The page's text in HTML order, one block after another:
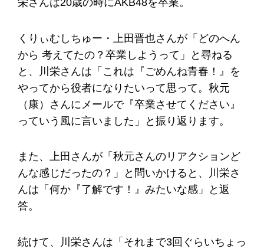
栄さんは20歳の時にAKB48を卒業。
くりぃむしちゅー・上田晋也さんが「どのへん
から 考えてたの？卒業しようって」と尋ねる
と、川栄さんは「これは『ごめんね青春！』を
やってから役者になりたいって思って。秋元
（康）さんにメールで『卒業させてください』
っていう風に言いました」と振り返ります。
また、上田さんが「秋元さんのリアクションど
んな感じだったの？」と問いかけると、川栄さ
んは「何か『了解です！』みたいな感」と返
答。
続けて、川栄さんは「それまで3回ぐらいちょっ